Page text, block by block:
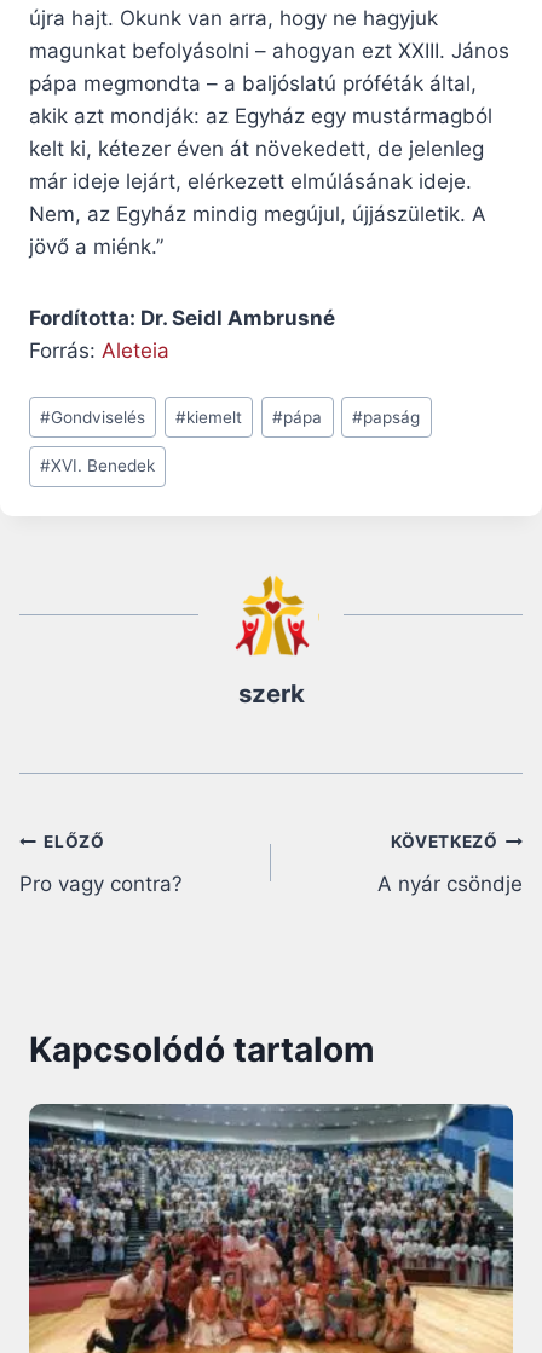
újra hajt. Okunk van arra, hogy ne hagyjuk
magunkat befolyásolni – ahogyan ezt XXIII. János
pápa megmondta – a baljóslatú próféták által,
akik azt mondják: az Egyház egy mustármagból
kelt ki, kétezer éven át növekedett, de jelenleg
már ideje lejárt, elérkezett elmúlásának ideje.
Nem, az Egyház mindig megújul, újjászületik. A
jövő a miénk.”
Fordította: Dr. Seidl Ambrusné
Forrás: Aleteia
Post
Tags:
#Gondviselés #kiemelt #pápa #papság
#XVI. Benedek
szerk
Bejegyzés
navigáció
ELŐZŐ
Pro vagy contra?
KÖVETKEZŐ
A nyár csöndje
Kapcsolódó tartalom